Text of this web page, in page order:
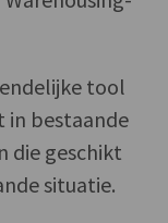
tool
in bestaande
die geschikt
situatie.